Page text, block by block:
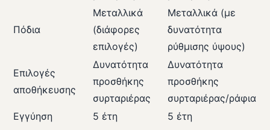
Πόδια
Μεταλλικά
(διάφορες
επιλογές)
Μεταλλικά (με
δυνατότητα
ρύθμισης ύψους)
Επιλογές
αποθήκευσης
Δυνατότητα
προσθήκης
συρταριέρας
Δυνατότητα
προσθήκης
συρταριέρας/ράφια
Εγγύηση
5 έτη 5 έτη